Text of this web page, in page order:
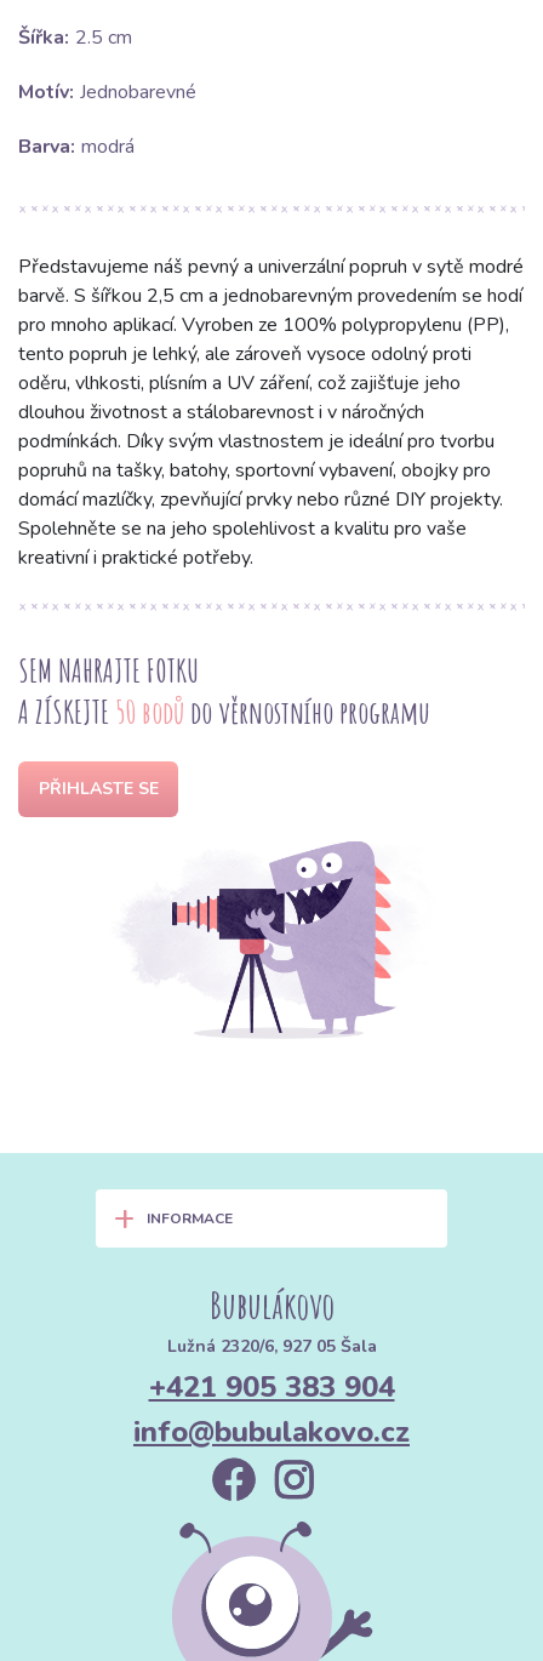
Šířka: 2.5 cm
Motív: Jednobarevné
Barva: modrá
Představujeme náš pevný a univerzální popruh v sytě modré
barvě. S šířkou 2,5 cm a jednobarevným provedením se hodí
pro mnoho aplikací. Vyroben ze 100% polypropylenu (PP),
tento popruh je lehký, ale zároveň vysoce odolný proti
oděru, vlhkosti, plísním a UV záření, což zajišťuje jeho
dlouhou životnost a stálobarevnost i v náročných
podmínkách. Díky svým vlastnostem je ideální pro tvorbu
popruhů na tašky, batohy, sportovní vybavení, obojky pro
domácí mazlíčky, zpevňující prvky nebo různé DIY projekty.
Spolehněte se na jeho spolehlivost a kvalitu pro vaše
kreativní i praktické potřeby.
SEM NAHRAJTE FOTKU
A ZÍSKEJTE 50 bodů do věrnostního programu
PŘIHLASTE SE
+ INFORMACE
Bubulákovo
Lužná 2320/6, 927 05 Šala
+421 905 383 904
info@bubulakovo.cz